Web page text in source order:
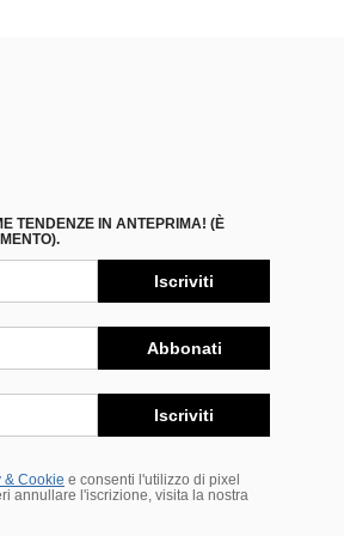
TENDENZE IN ANTEPRIMA! (È
Iscriviti
Abbonati
Iscriviti
& Cookie e consenti l'utilizzo di pixel
annullare l'iscrizione, visita la nostra